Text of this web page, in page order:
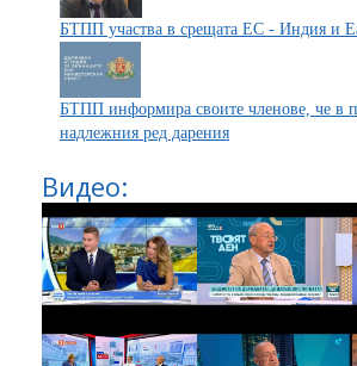
БТПП участва в срещата ЕС - Индия и
БТПП информира своите членове, че в
надлежния ред дарения
Видео: